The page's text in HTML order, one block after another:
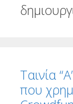
Ταινία
που